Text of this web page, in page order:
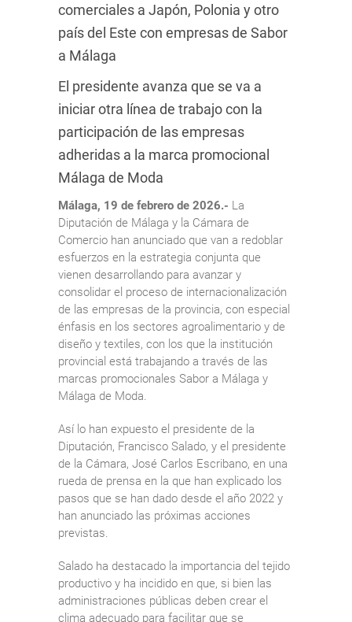
comerciales a Japón, Polonia y otro
país del Este con empresas de Sabor
a Málaga
El presidente avanza que se va a
iniciar otra línea de trabajo con la
participación de las empresas
adheridas a la marca promocional
Málaga de Moda
Málaga, 19 de febrero de 2026.- La
Diputación de Málaga y la Cámara de
Comercio han anunciado que van a redoblar
esfuerzos en la estrategia conjunta que
vienen desarrollando para avanzar y
consolidar el proceso de internacionalización
de las empresas de la provincia, con especial
énfasis en los sectores agroalimentario y de
diseño y textiles, con los que la institución
provincial está trabajando a través de las
marcas promocionales Sabor a Málaga y
Málaga de Moda.
Así lo han expuesto el presidente de la
Diputación, Francisco Salado, y el presidente
de la Cámara, José Carlos Escribano, en una
rueda de prensa en la que han explicado los
pasos que se han dado desde el año 2022 y
han anunciado las próximas acciones
previstas.
Salado ha destacado la importancia del tejido
productivo y ha incidido en que, si bien las
administraciones públicas deben crear el
clima adecuado para facilitar que se